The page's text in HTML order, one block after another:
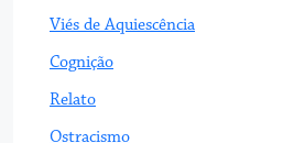
Viés de Aquiescência
Cognição
Relato
Ostracismo